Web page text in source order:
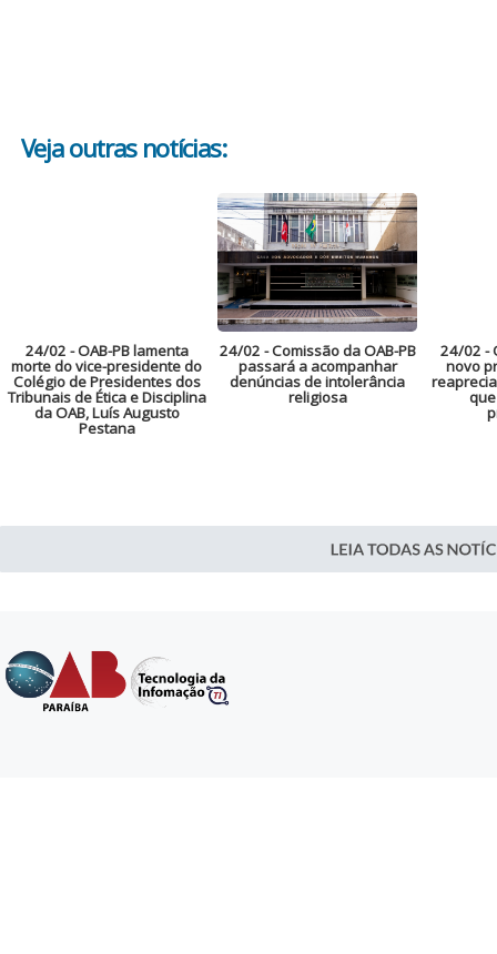
Veja outras notícias:
24/02 - OAB-PB lamenta
morte do vice-presidente do
Colégio de Presidentes dos
Tribunais de Ética e Disciplina
da OAB, Luís Augusto
Pestana
24/02 - Comissão da OAB-PB
passará a acompanhar
denúncias de intolerância
religiosa
24/02 -
novo